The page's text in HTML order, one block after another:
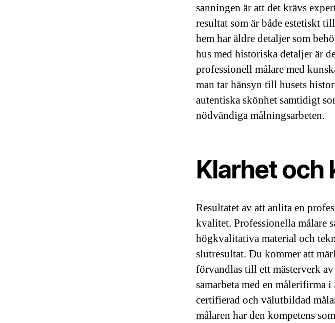
sanningen är att det krävs
resultat som är både estetiskt
hem har äldre detaljer som
hus med historiska detaljer är
professionell målare med
man tar hänsyn till husets
autentiska skönhet samtidigt
nödvändiga målningsarbeten.
Klarhet och
Resultatet av att anlita en
kvalitet. Professionella målare
högkvalitativa material och
slutresultat. Du kommer att
förvandlas till ett mästerverk
samarbeta med en
certifierad och välutbildad
målaren har den kompetens